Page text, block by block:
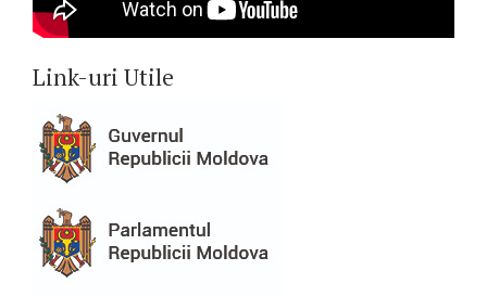
Link-uri Utile